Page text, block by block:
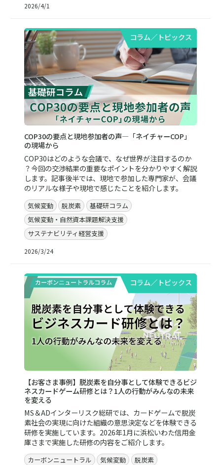
2026/4/1
コラム／トピックス
COP30の要点と現地参加者の声―「ネイチャーCOP」
の現場から
COP30はどのような会議で、なぜ世界が注目するのか
？今回の交渉結果の重要なポイントを分かりやすく解説
します。記事後半では、現地で参加した専門家が、会議
のリアルな様子や現地で感じたことを紹介します。
気候変動 脱炭素
基礎研コラム
気候変動・自然資本課題解決支援
サステナビリティ経営支援
2026/3/24
コラム／トピックス
【お客さま事例】脱炭素を自分事として体験できるビジ
ネスカードゲーム研修とは？1人の行動がみんなの未来
を変える
MS＆ADインターリスク総研では、カードゲームで脱炭
素社会の実現に向けた組織の意思決定などを体験できる
研修を実施しています。2026年1月に浜松いわた信用金
庫さまで実施した研修の内容をご紹介します。
カーボンニュートラル 気候変動
脱炭素